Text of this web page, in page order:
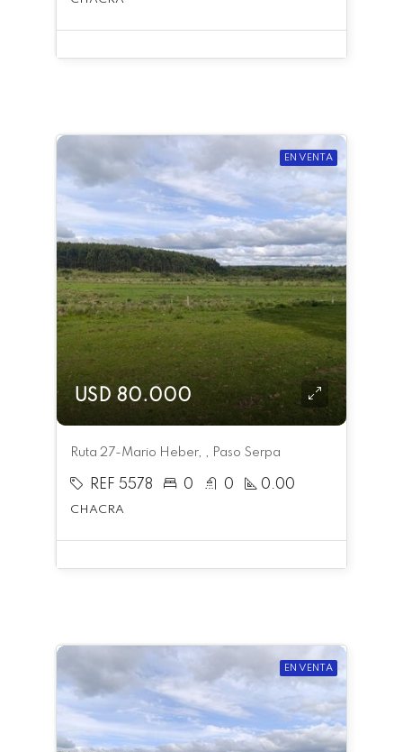
EN VENTA
USD 80.000
Ruta 27-Mario Heber, , Paso Serpa
REF 5578 0 0 0.00
CHACRA
EN VENTA